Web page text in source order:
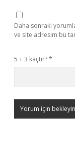
Daha sonraki
ve site adresim bu
5 + 3 kaçtır?*